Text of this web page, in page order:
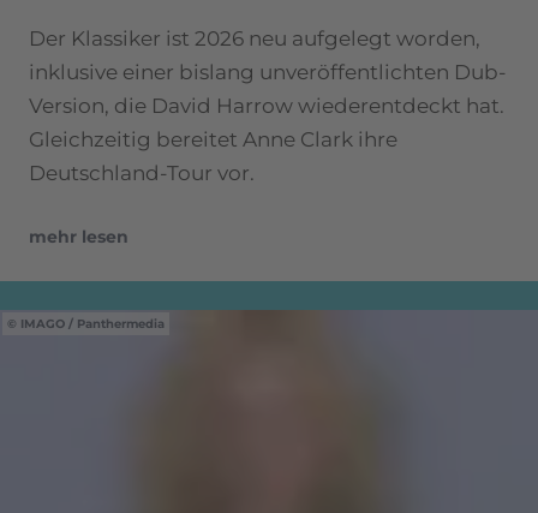
Der Klassiker ist 2026 neu aufgelegt worden,
inklusive einer bislang unveröffentlichten Dub-
Version, die David Harrow wiederentdeckt hat.
Gleichzeitig bereitet Anne Clark ihre
Deutschland-Tour vor.
mehr lesen
IMAGO / Panthermedia